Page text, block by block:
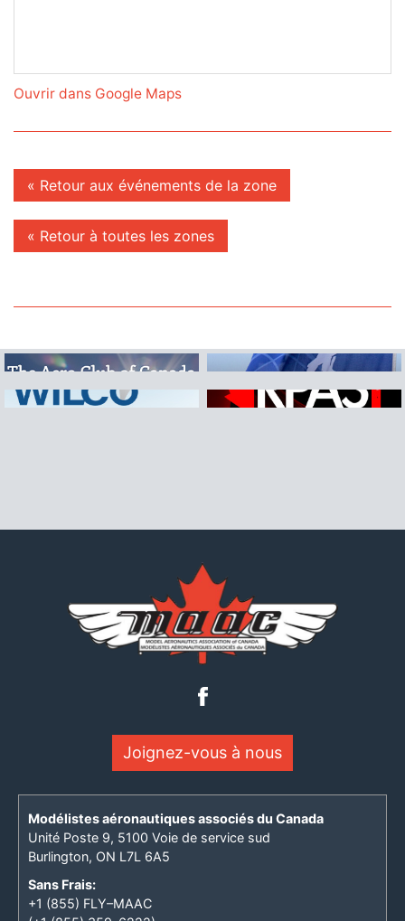
Ouvrir dans Google Maps
« Retour aux événements de la zone
« Retour à toutes les zones
Joignez-vous à nous
Modélistes aéronautiques associés du Canada
Unité Poste 9, 5100 Voie de service sud
Burlington, ON L7L 6A5
Sans Frais:
+1 (855) FLY–MAAC